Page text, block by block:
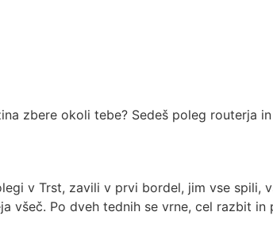
zbere okoli tebe? Sedeš poleg routerja
v Trst, zavili v prvi bordel, jim vse
všeč. Po dveh tednih se vrne, cel razbit